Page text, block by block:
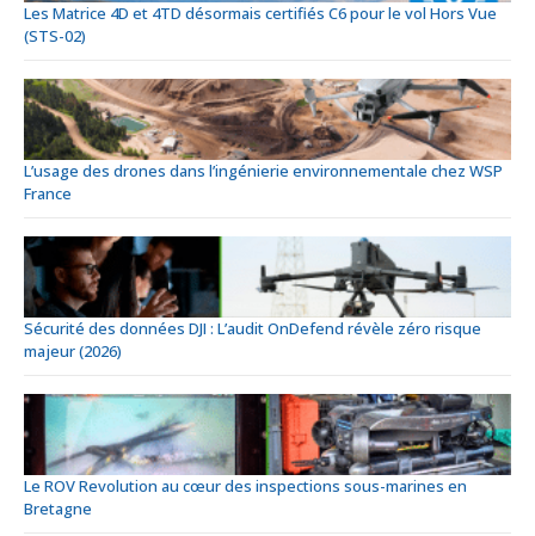
Les Matrice 4D et 4TD désormais certifiés C6 pour le vol Hors Vue
(STS-02)
L’usage des drones dans l’ingénierie environnementale chez WSP
France
Sécurité des données DJI : L’audit OnDefend révèle zéro risque
majeur (2026)
Le ROV Revolution au cœur des inspections sous-marines en
Bretagne